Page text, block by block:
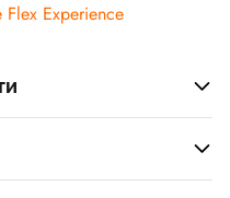
Flex Experience